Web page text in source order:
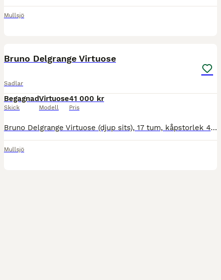
Mullsjö
Bruno Delgrange Virtuose
Sadlar
Begagnad
Skick
Virtuose
Modell
41 000 kr
Pris
Bruno Delgrange Virtuose (djup sits), 17 tum, kåpstorlek 4X (extra framskuren kåpa), bom 28 normal mot vid. Brun sadel med brons på logga och under bågen på bakvalvet, namnbricka, årsmodell 2018. Pris
Mullsjö